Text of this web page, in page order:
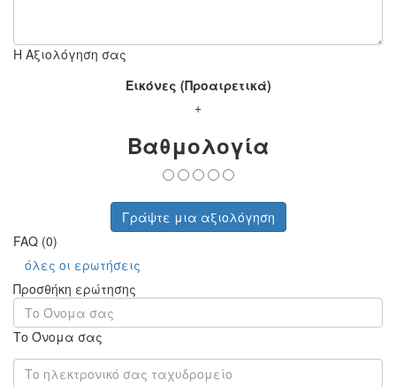
Η Αξιολόγηση σας
Εικόνες (Προαιρετικά)
+
Βαθμολογία
Γράψτε μια αξιολόγηση
FAQ (0)
όλες οι ερωτήσεις
Προσθήκη ερώτησης
Το Όνομα σας